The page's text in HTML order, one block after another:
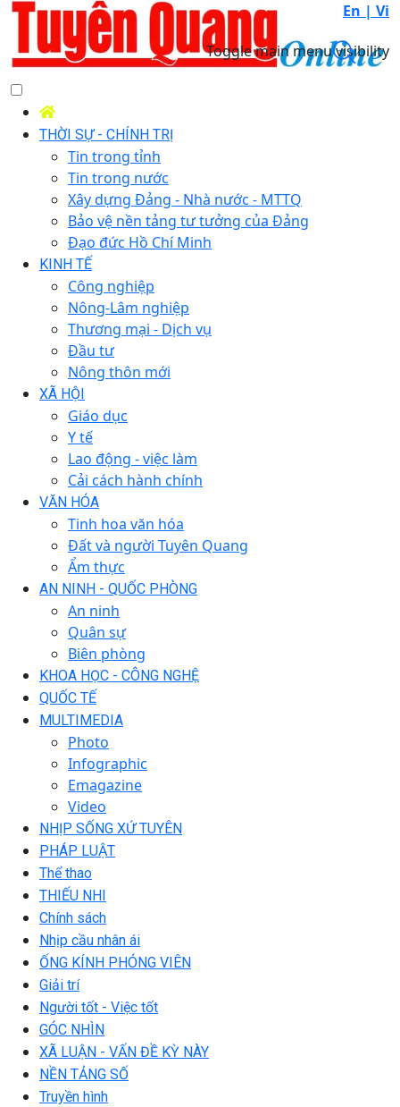
En | Vi
Toggle main menu visibility
THỜI SỰ - CHÍNH TRỊ
Tin trong tỉnh
Tin trong nước
Xây dựng Đảng - Nhà nước - MTTQ
Bảo vệ nền tảng tư tưởng của Đảng
Đạo đức Hồ Chí Minh
KINH TẾ
Công nghiệp
Nông-Lâm nghiệp
Thương mại - Dịch vụ
Đầu tư
Nông thôn mới
XÃ HỘI
Giáo dục
Y tế
Lao động - việc làm
Cải cách hành chính
VĂN HÓA
Tinh hoa văn hóa
Đất và người Tuyên Quang
Ẩm thực
AN NINH - QUỐC PHÒNG
An ninh
Quân sự
Biên phòng
KHOA HỌC - CÔNG NGHỆ
QUỐC TẾ
MULTIMEDIA
Photo
Infographic
Emagazine
Video
NHỊP SỐNG XỨ TUYÊN
PHÁP LUẬT
Thể thao
THIẾU NHI
Chính sách
Nhịp cầu nhân ái
ỐNG KÍNH PHÓNG VIÊN
Giải trí
Người tốt - Việc tốt
GÓC NHÌN
XÃ LUẬN - VẤN ĐỀ KỲ NÀY
NỀN TẢNG SỐ
Truyền hình